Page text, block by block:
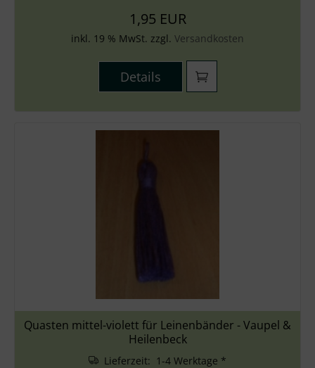
1,95 EUR
inkl. 19 % MwSt. zzgl. Versandkosten
Details
Quasten mittel-violett für Leinenbänder - Vaupel &
Heilenbeck
Lieferzeit: 1-4 Werktage *